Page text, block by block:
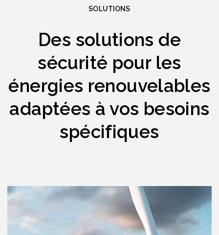
SOLUTIONS
Des solutions de
sécurité pour les
énergies renouvelables
adaptées à vos besoins
spécifiques